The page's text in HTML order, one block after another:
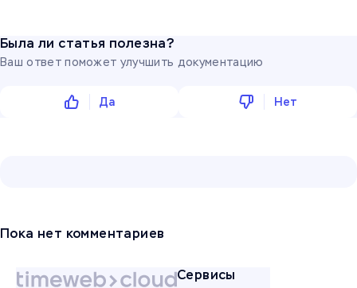
Была ли статья полезна?
Ваш ответ поможет улучшить документацию
Да Нет
Пока нет комментариев
Сервисы